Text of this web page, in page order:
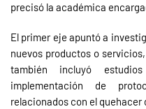
precisó la académica
El primer eje apuntó a
nuevos productos o
también incluyó
implementación de
relacionados con el